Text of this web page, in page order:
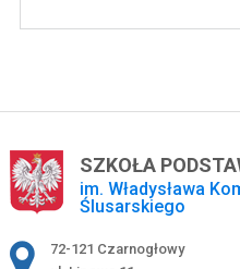
SZKOŁA
im. Władysława
Ślusarskiego
Adres pocztowy:
72-121 Czarnogłowy